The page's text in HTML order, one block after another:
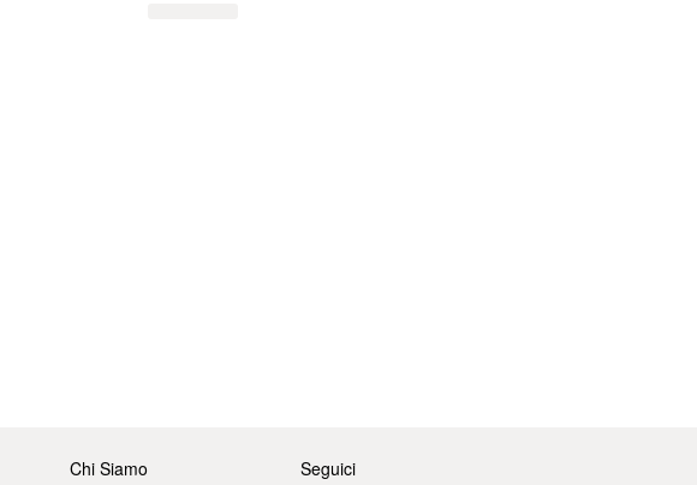
Chi Siamo
Seguici